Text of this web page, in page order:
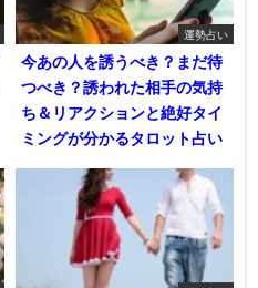
運勢占い
今あの人を誘うべき？まだ待
つべき？誘われた相手の気持
ち＆リアクションと絶好タイ
ミングが分かるタロット占い